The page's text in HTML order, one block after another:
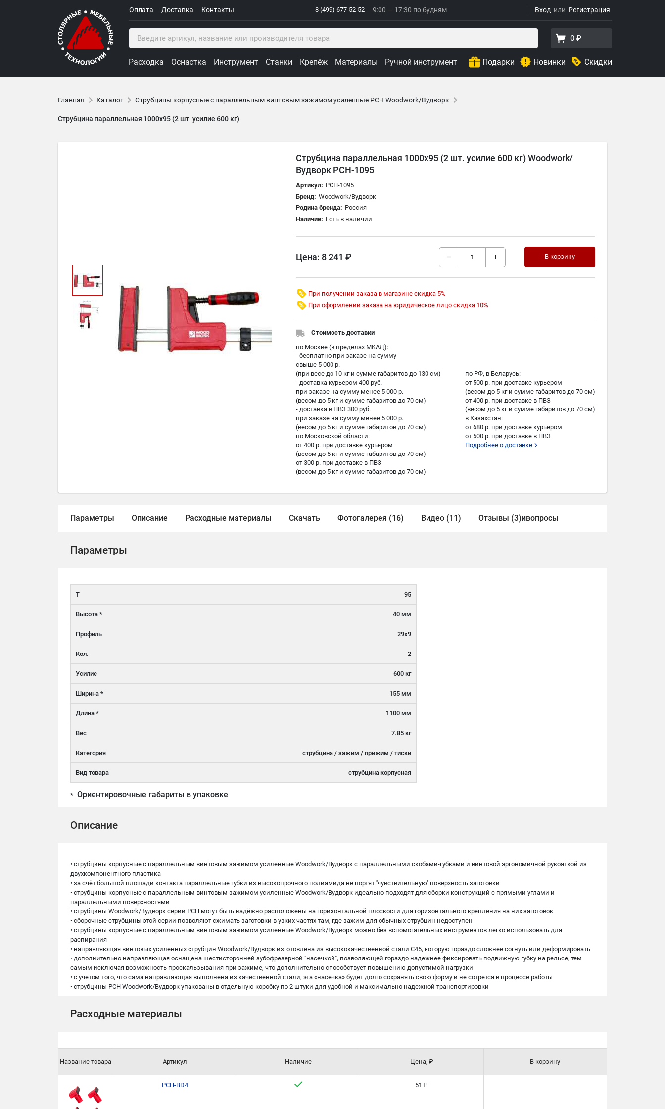
Оплата Доставка Контакты Вход Регистрация
8 (499) 677-52-52 9:00 — 17:30 по будням
0 ₽
Расходка Оснастка Инструмент Станки Крепёж Материалы Ручной инструмент Подарки Новинки Скидки
Главная Каталог Струбцины корпусные с параллельным винтовым зажимом усиленные PCH Woodwork/Вудворк
Струбцина параллельная 1000х95 (2 шт. усилие 600 кг)
Струбцина параллельная 1000х95 (2 шт. усилие 600 кг) Woodwork/
Вудворк PCH-1095
Артикул: PCH-1095
Бренд: Woodwork/Вудворк
Родина бренда: Россия
Наличие: Есть в наличии
Цена: 8 241 ₽ В корзину
При получении заказа в магазине скидка 5%
При оформлении заказа на юридическое лицо скидка 10%
Стоимость доставки
по Москве (в пределах МKAД):
- бесплатно при заказе на сумму
свыше 5 000 р.
(при весе до 10 кг и сумме габаритов до 130 см)
- доставка курьером 400 руб.
при заказе на сумму менее 5 000 р.
(весом до 5 кг и сумме габаритов до 70 см)
- доставка в ПВЗ 300 руб.
при заказе на сумму менее 5 000 р.
(весом до 5 кг и сумме габаритов до 70 см)
по Московской области:
от 400 р. при доставке курьером
(весом до 5 кг и сумме габаритов до 70 см)
от 300 р. при доставке в ПВЗ
(весом до 5 кг и сумме габаритов до 70 см)
по РФ, в Беларусь:
от 500 р. при доставке курьером
(весом до 5 кг и сумме габаритов до 70 см)
от 400 р. при доставке в ПВЗ
(весом до 5 кг и сумме габаритов до 70 см)
в Казахстан:
от 680 р. при доставке курьером
от 500 р. при доставке в ПВЗ
Подробнее о доставке
Параметры Описание Расходные материалы Скачать Фотогалерея (16) Видео (11) Отзывы (3)ивопросы
Параметры
T 95
Высота * 40 мм
Профиль 29х9
Кол. 2
Усилие 600 кг
Ширина * 155 мм
Длина * 1100 мм
Вес 7.85 кг
Категория струбцина / зажим / прижим / тиски
Вид товара струбцина корпусная
* Ориентировочные габариты в упаковке
Описание
• струбцины корпусные с параллельным винтовым зажимом усиленные Woodwork/Вудворк с параллельными скобами-губками и винтовой эргономичной рукояткой из
двухкомпонентного пластика
• за счёт большой площади контакта параллельные губки из высокопрочного полиамида не портят ''чувствительную'' поверхность заготовки
• cтрубцины корпусные с параллельным винтовым зажимом усиленные Woodwork/Вудворк идеально подходят для сборки конструкций с прямыми углами и
параллельными поверхностями
• струбцины Woodwork/Вудворк серии PCH могут быть надёжно расположены на горизонтальной плоскости для горизонтального крепления на них заготовок
• сборочные струбцины этой серии позволяют сжимать заготовки в узких частях там, где зажим для обычных струбцин недоступен
• струбцины корпусные с параллельным винтовым зажимом усиленные Woodwork/Вудворк можно без вспомогательных инструментов легко использовать для
распирания
• направляющая винтовых усиленных струбцин Woodwork/Вудворк изготовлена из высококачественной стали C45, которую гораздо сложнее согнуть или деформировать
• дополнительно направляющая оснащена шестисторонней зубофрезерной "насечкой", позволяющей гораздо надежнее фиксировать подвижную губку на рельсе, тем
самым исключая возможность проскальзывания при зажиме, что дополнительно способствует повышению допустимой нагрузки
• с учетом того, что сама направляющая выполнена из качественной стали, эта «насечка» будет долго сохранять свою форму и не сотрется в процессе работы
• струбцины PCH Woodwork/Вудворк упакованы в отдельную коробку по 2 штуки для удобной и максимально надежной транспортировки
Расходные материалы
Название товара Артикул
PCH-BD4
Наличие Цена, ₽
51 ₽
В корзину